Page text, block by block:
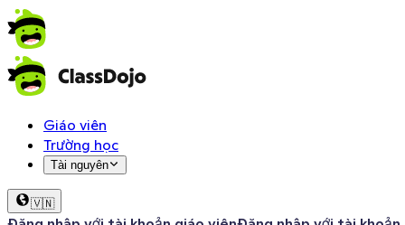
Giáo viên
Trường học
Tài nguyên
🇻🇳